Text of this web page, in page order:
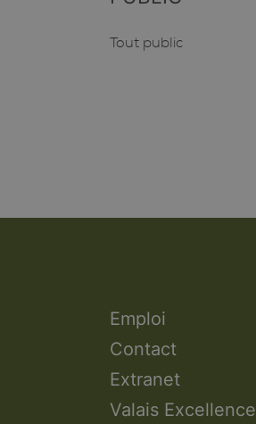
Tout public
Emploi
Contact
Extranet
Valais Excellence